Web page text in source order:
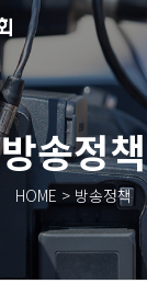
방송정책
HOME > 방송정책